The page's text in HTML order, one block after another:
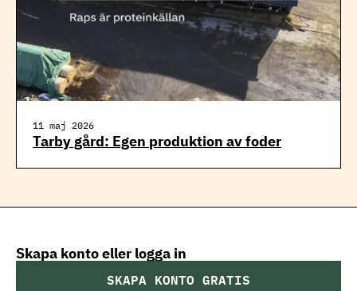
11 maj 2026
Tarby gård: Egen produktion av foder
Skapa konto eller logga in
SKAPA KONTO GRATIS